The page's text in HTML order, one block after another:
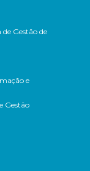
Gestão de
e
Gestão